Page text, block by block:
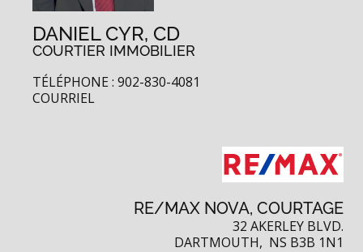
DANIEL CYR, CD
COURTIER IMMOBILIER
TÉLÉPHONE : 902-830-4081
COURRIEL
RE/MAX NOVA, COURTAGE
32 AKERLEY BLVD.
DARTMOUTH, NS B3B 1N1